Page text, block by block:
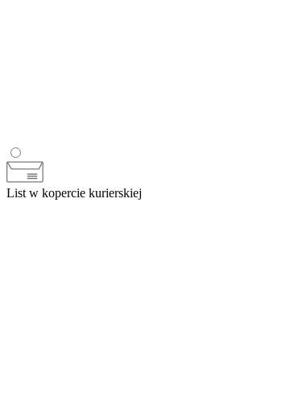
List w kopercie kurierskiej